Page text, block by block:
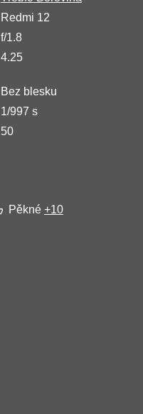
Redmi 12
f/1.8
4.25
Bez blesku
1/997 s
50
Pěkné +10